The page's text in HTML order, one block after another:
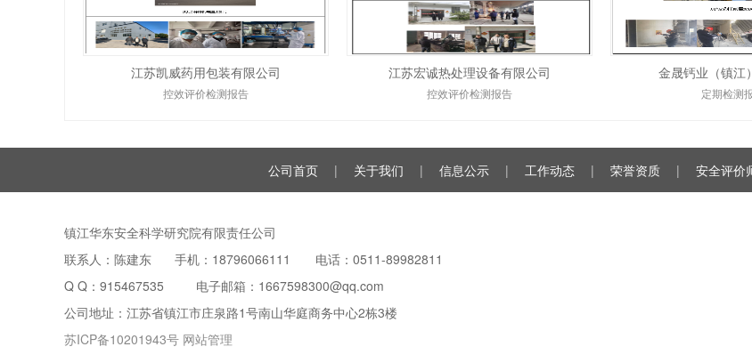
江苏凯威药用包装有限公司
控效评价检测报告
江苏宏诚热处理设备有限公司
控效评价检测报告
金晟钙业（镇江
定期检测
公司首页 | 关于我们 | 信息公示 | 工作动态 | 荣誉资质 | 安全评价
镇江华东安全科学研究院有限责任公司
联系人：陈建东 手机：18796066111 电话：0511-89982811
Q Q： 915467535 电子邮箱：1667598300@qq.com
公司地址：江苏省镇江市庄泉路1号南山华庭商务中心2栋3楼
苏ICP备10201943号 网站管理